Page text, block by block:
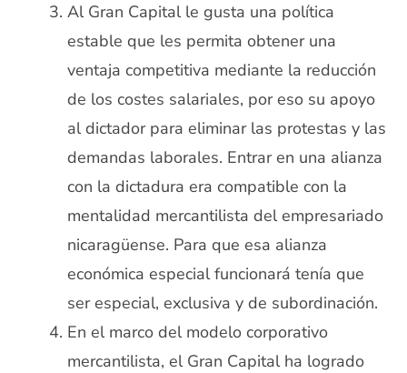
Al Gran Capital le gusta una política
estable que les permita obtener una
ventaja competitiva mediante la reducción
de los costes salariales, por eso su apoyo
al dictador para eliminar las protestas y las
demandas laborales. Entrar en una alianza
con la dictadura era compatible con la
mentalidad mercantilista del empresariado
nicaragüense. Para que esa alianza
económica especial funcionará tenía que
ser especial, exclusiva y de subordinación.
En el marco del modelo corporativo
mercantilista, el Gran Capital ha logrado